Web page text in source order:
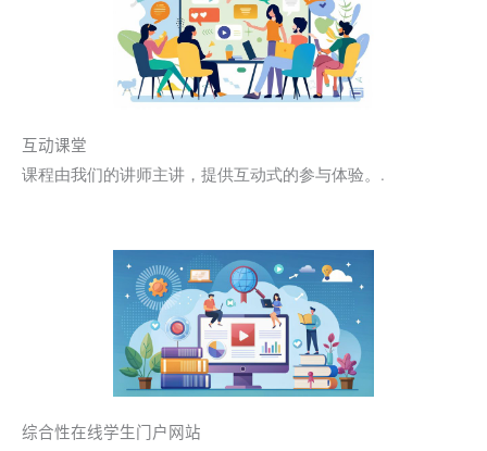
互动课堂
课程由我们的讲师主讲，提供互动式的参与体验。.
综合性在线学生门户网站